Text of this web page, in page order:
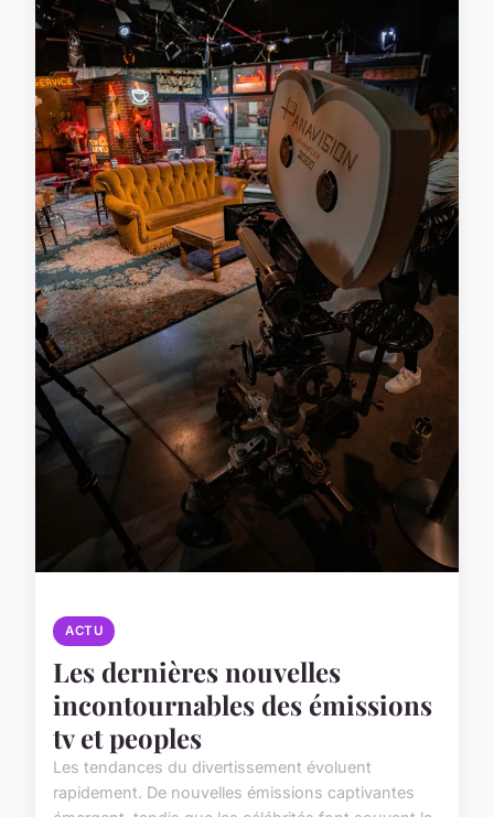
ACTU
Les dernières nouvelles
incontournables des émissions
tv et peoples
Les tendances du divertissement évoluent
rapidement. De nouvelles émissions captivantes